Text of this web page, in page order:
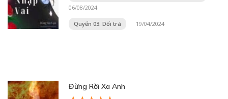
06/08/2024
Quyển 03: Dối trá 19/04/2024
Đừng Rời Xa Anh